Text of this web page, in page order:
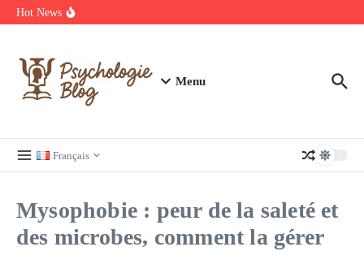
Aller au contenu
Hot News
Regardez Films et Séries en Streaming sur Wiflix
Menu
Français
Mysophobie : peur de la saleté et
des microbes, comment la gérer